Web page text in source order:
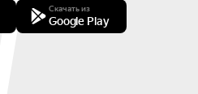
Скачать из
Google Play